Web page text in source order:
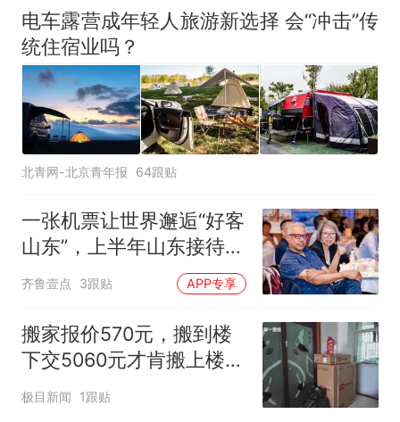
电车露营成年轻人旅游新选择 会“冲击”传
统住宿业吗？
北青网-北京青年报 64跟贴
一张机票让世界邂逅“好客
山东”，上半年山东接待入
境游客增长44.2%
齐鲁壹点 3跟贴 APP专享
搬家报价570元，搬到楼
下交5060元才肯搬上楼！
女子傻眼了
极目新闻 1跟贴